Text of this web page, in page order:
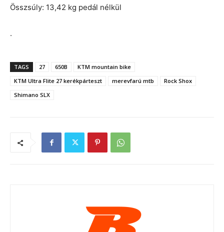
Összsúly: 13,42 kg pedál nélkül
.
TAGS 27 650B
KTM mountain bike
KTM Ultra Flite 27 kerékpárteszt
merevfarú mtb
Rock Shox
Shimano SLX